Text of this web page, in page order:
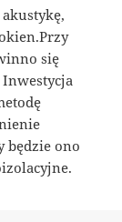
się
Inwestycja
będzie ono